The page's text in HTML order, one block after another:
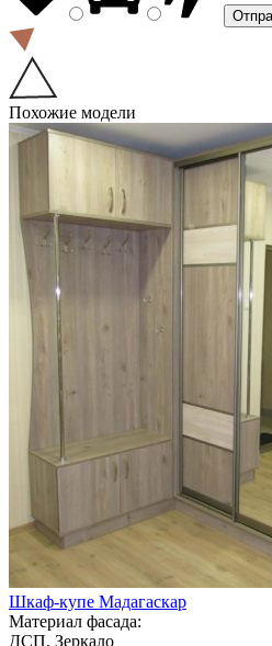
Похожие модели
Шкаф-купе Мадагаскар
Материал фасада:
ДСП, Зеркало